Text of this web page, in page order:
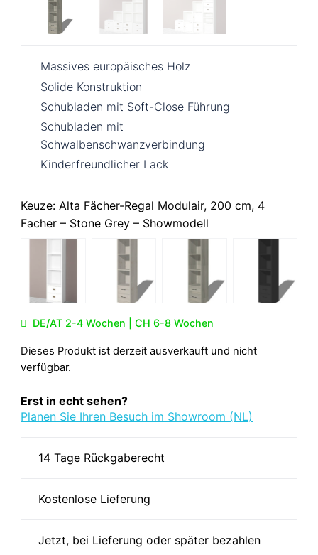
Massives europäisches Holz
Solide Konstruktion
Schubladen mit Soft-Close Führung
Schubladen mit
Schwalbenschwanzverbindung
Kinderfreundlicher Lack
Keuze: Alta Fächer-Regal Modulair, 200 cm, 4
Facher – Stone Grey – Showmodell
DE/AT 2-4 Wochen | CH 6-8 Wochen
Dieses Produkt ist derzeit ausverkauft und nicht
verfügbar.
Erst in echt sehen?
Planen Sie Ihren Besuch im Showroom (NL)
14 Tage Rückgaberecht
Kostenlose Lieferung
Jetzt, bei Lieferung oder später bezahlen